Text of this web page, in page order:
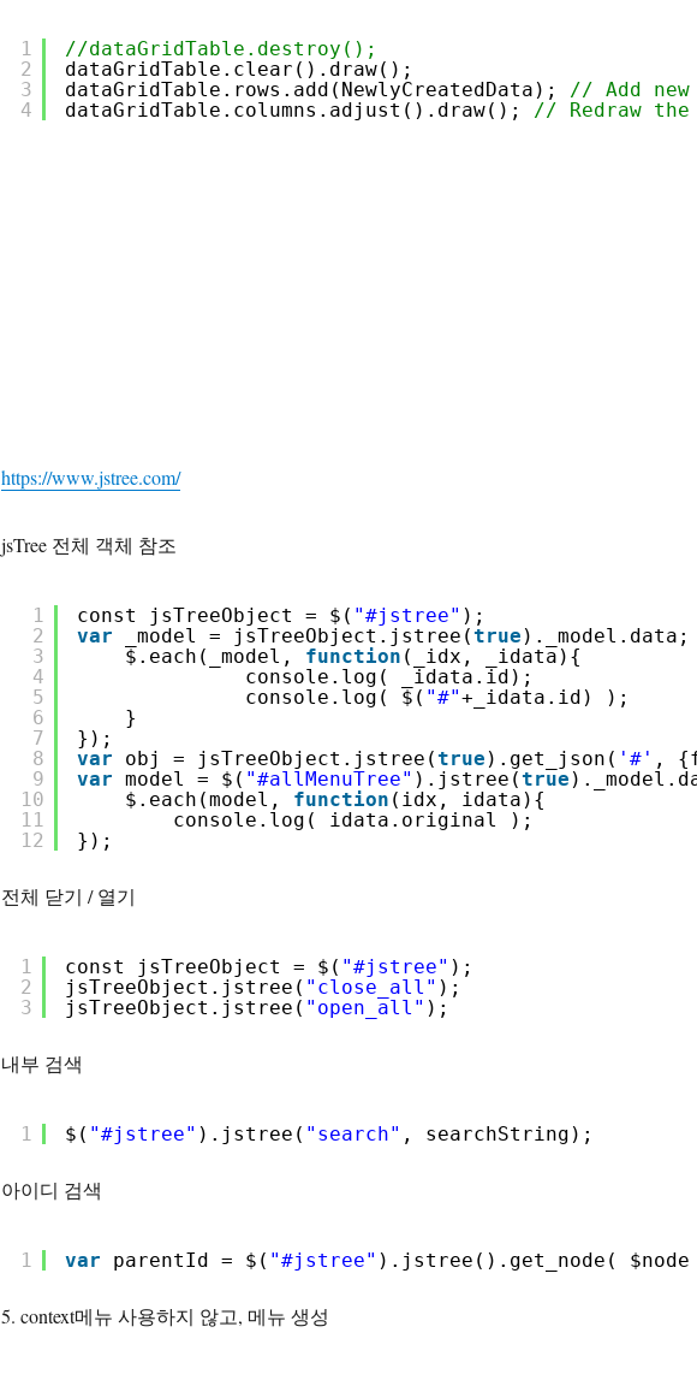
1
2
3
4
//dataGridTable.destroy();
dataGridTable.clear().draw();
dataGridTable.rows.add(NewlyCreatedData); // Add new
dataGridTable.columns.adjust().draw(); // Redraw the
https://www.jstree.com/
jsTree 전체 객체 참조
1
2
3
4
5
6
7
8
9
10
11
12
const jsTreeObject = $( "#jstree" );
var
_model = jsTreeObject.jstree(true )._model.data;
$.each(_model, function (_idx, _idata){
console.log( _idata.id);
console.log( $( "#"+_idata.id) );
}
});
var
obj = jsTreeObject.jstree(true ).get_json( '#' ,
var model = $( "#allMenuTree" ).jstree(true
$.each(model, function (idx, idata){
console.log( idata.original );
});
전체 닫기 / 열기
1
2
3
const jsTreeObject = $( "#jstree" );
jsTreeObject.jstree( "close_all" );
jsTreeObject.jstree( "open_all" );
내부 검색
1 $( "#jstree" ).jstree( "search" , searchString);
아이디 검색
1 var parentId = $( "#jstree" ).jstree().get_node(
5. context메뉴 사용하지 않고, 메뉴 생성